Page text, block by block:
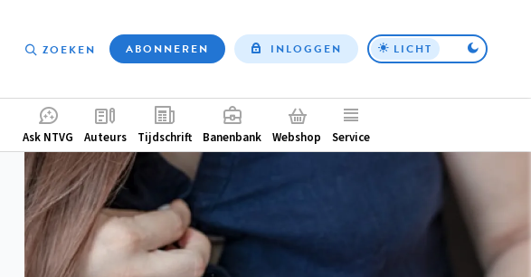
Top
ZOEKEN ABONNEREN INLOGGEN LICHT
Complementair
menu
Ask NTVG Auteurs Tijdschrift Banenbank Webshop Service